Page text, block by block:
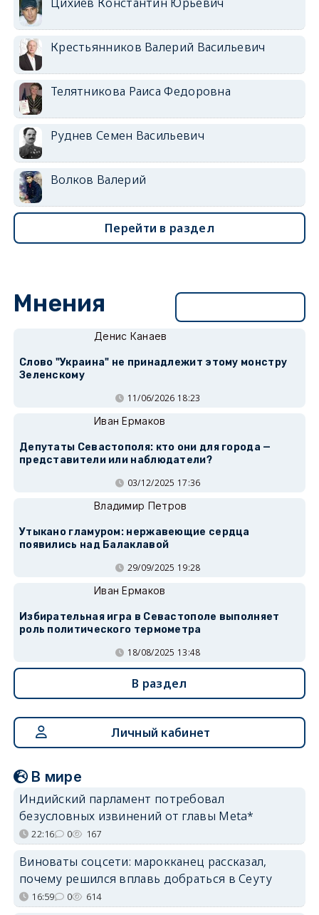
Крестьянников Валерий Васильевич
Телятникова Раиса Федоровна
Руднев Семен Васильевич
Волков Валерий
Перейти в раздел
Мнения
Денис Канаев
Слово "Украина" не принадлежит этому монстру
Зеленскому
11/06/2026 18:23
Иван Ермаков
Депутаты Севастополя: кто они для города —
представители или наблюдатели?
03/12/2025 17:36
Владимир Петров
Утыкано гламуром: нержавеющие сердца
появились над Балаклавой
29/09/2025 19:28
Иван Ермаков
Избирательная игра в Севастополе выполняет
роль политического термометра
18/08/2025 13:48
В раздел
Личный кабинет
В мире
Индийский парламент потребовал
безусловных извинений от главы Meta*
22:16 0 167
Виноваты соцсети: марокканец рассказал,
почему решился вплавь добраться в Сеуту
16:59 0 614